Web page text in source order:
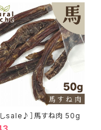
しsale♪］馬すね肉 50g